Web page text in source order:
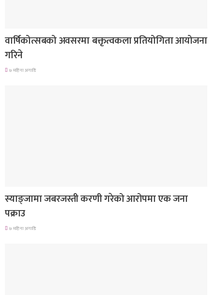
वार्षिकोत्सबको अवसरमा बक्तृत्वकला प्रतियोगिता आयोजना
गरिने
७ महिना अगाडि
स्याङ्जामा जबरजस्ती करणी गरेको आरोपमा एक जना
पक्राउ
७ महिना अगाडि